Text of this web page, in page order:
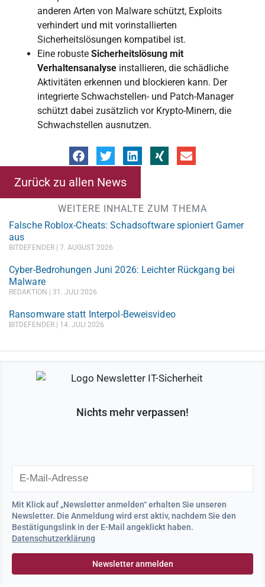
anderen Arten von Malware schützt, Exploits
verhindert und mit vorinstallierten
Sicherheitslösungen kompatibel ist.
Eine robuste Sicherheitslösung mit
Verhaltensanalyse installieren, die schädliche
Aktivitäten erkennen und blockieren kann. Der
integrierte Schwachstellen- und Patch-Manager
schützt dabei zusätzlich vor Krypto-Minern, die
Schwachstellen ausnutzen.
Zurück zu allen News
WEITERE INHALTE ZUM THEMA
Falsche Roblox-Cheats: Schadsoftware spioniert Gamer
aus
BITDEFENDER 7. AUGUST 2026
Cyber-Bedrohungen Juni 2026: Leichter Rückgang bei
Malware
REDAKTION 31. JULI 2026
Ransomware statt Interpol-Beweisvideo
BITDEFENDER 14. JULI 2026
Nichts mehr verpassen!
Mit Klick auf „Newsletter anmelden“ erhalten Sie unseren
Newsletter. Die Anmeldung wird erst aktiv, nachdem Sie den
Bestätigungslink in der E-Mail angeklickt haben.
Datenschutzerklärung